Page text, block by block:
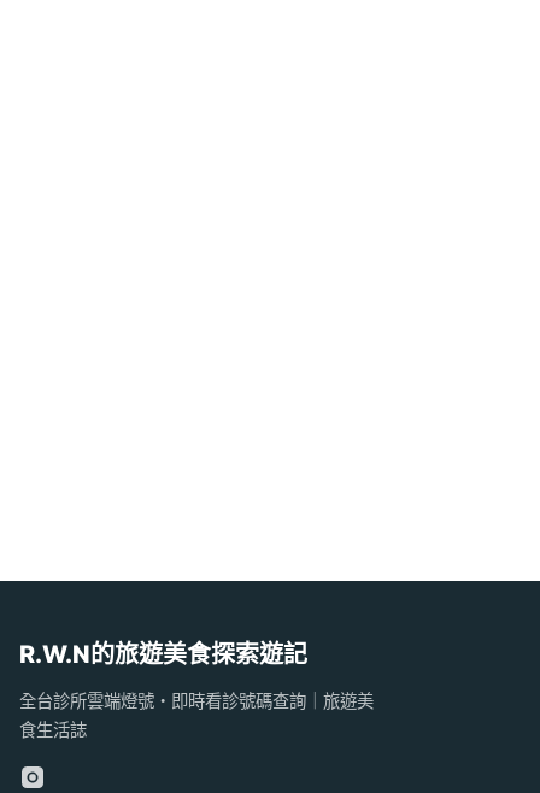
R.W.N的旅遊美食探索遊記
全台診所雲端燈號・即時看診號碼查詢｜旅遊美
食生活誌